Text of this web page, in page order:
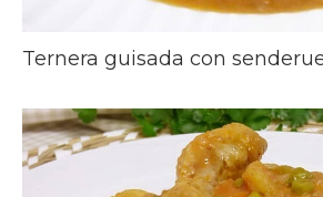
Ternera guisada con